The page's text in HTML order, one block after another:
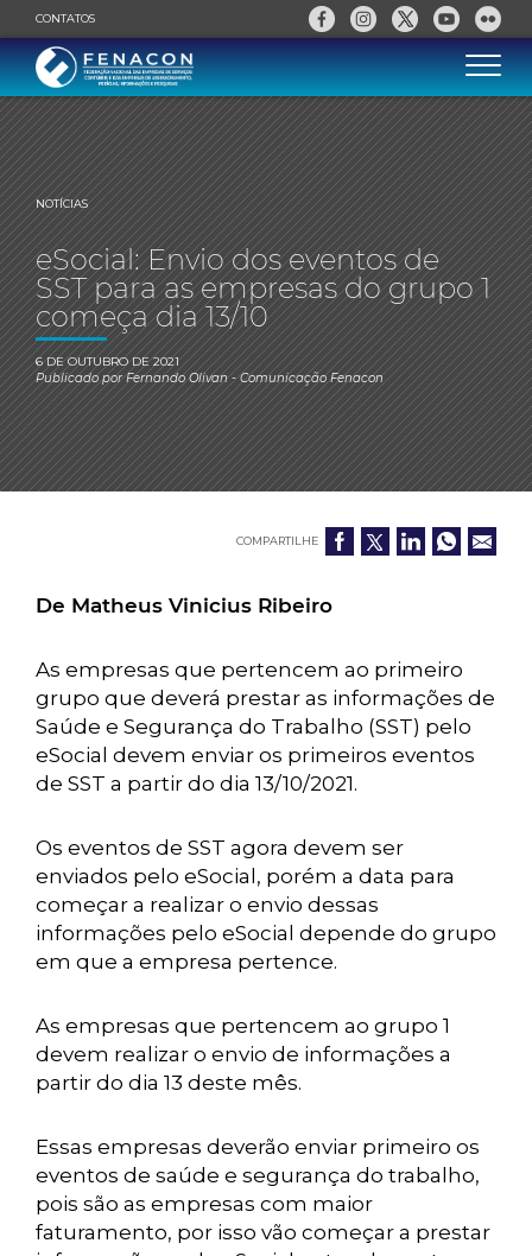
CONTATOS
NOTÍCIAS
eSocial: Envio dos eventos de
SST para as empresas do grupo 1
começa dia 13/10
6 DE OUTUBRO DE 2021
Publicado porFernando Olivan- Comunicação Fenacon
COMPARTILHE
De Matheus Vinicius Ribeiro
As empresas que pertencem ao primeiro
grupo que deverá prestar as informações de
Saúde e Segurança do Trabalho (SST) pelo
eSocial devem enviar os primeiros eventos
de SST a partir do dia 13/10/2021.
Os eventos de SST agora devem ser
enviados pelo eSocial, porém a data para
começar a realizar o envio dessas
informações pelo eSocial depende do grupo
em que a empresa pertence.
As empresas que pertencem ao grupo 1
devem realizar o envio de informações a
partir do dia 13 deste mês.
Essas empresas deverão enviar primeiro os
eventos de saúde e segurança do trabalho,
pois são as empresas com maior
faturamento, por isso vão começar a prestar